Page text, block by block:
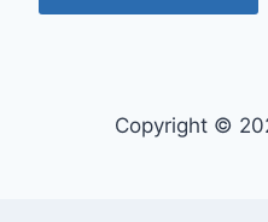
Copyright ©